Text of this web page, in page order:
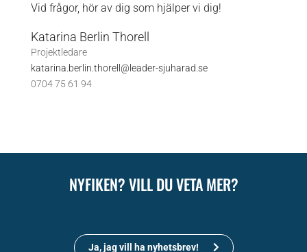
Vid frågor, hör av dig som hjälper vi dig!
Katarina Berlin Thorell
Projektledare
katarina.berlin.thorell@leader-sjuharad.se
0704 75 61 94
NYFIKEN? VILL DU VETA MER?
Ja, jag vill ha nyhetsbrev!